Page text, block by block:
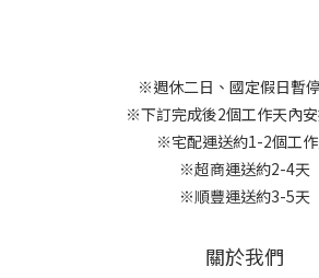
※週休二日、國定假日暫
※下訂完成後2個工作天內
※宅配運送約1-2個工
※超商運送約2-4天
※順豐運送約3-5天
關於我們